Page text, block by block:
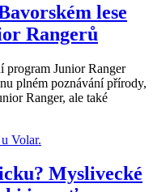
lese
Rangerů
program Junior Ranger
plném poznávání přírody,
Ranger, ale také
Myslivecké